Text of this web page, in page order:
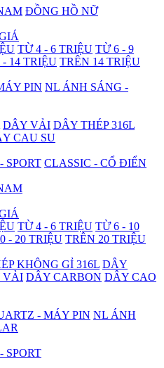
ĐỒNG HỒ NỮ
TỪ 4 - 6 TRIỆU TỪ 6 - 9
- 14 TRIỆU TRÊN 14 TRIỆU
PIN NL ÁNH SÁNG -
DÂY VẢI DÂY THÉP 316L
CAU SU
SPORT CLASSIC - CỔ ĐIỂN
TỪ 4 - 6 TRIỆU TỪ 6 - 10
- 20 TRIỆU TRÊN 20 TRIỆU
KHÔNG GỈ 316L DÂY
VẢI DÂY CARBON DÂY CAO
- MÁY PIN NL ÁNH
SPORT